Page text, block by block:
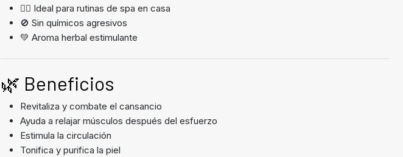
🧖‍♀️ Ideal para rutinas de spa en casa
🚫 Sin químicos agresivos
💚 Aroma herbal estimulante
🌿 Beneficios
Revitaliza y combate el cansancio
Ayuda a relajar músculos después del esfuerzo
Estimula la circulación
Tonifica y purifica la piel